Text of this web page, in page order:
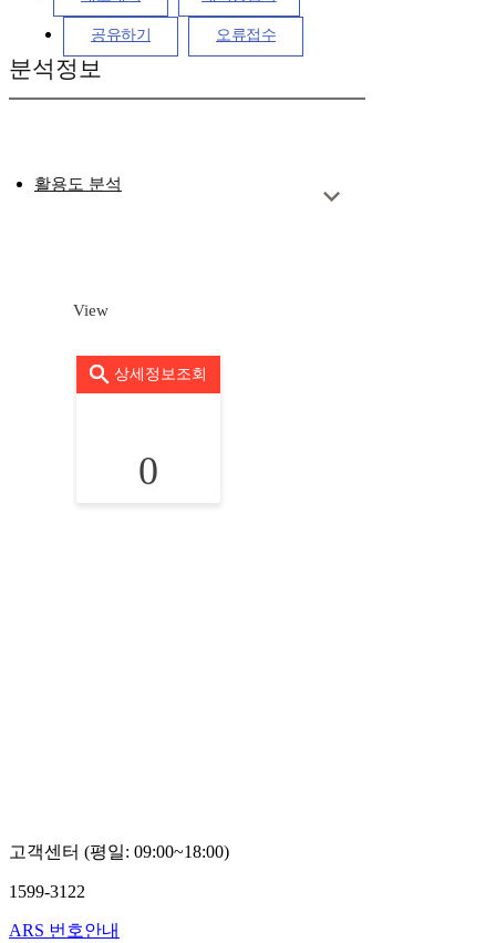
공유하기 오류접수
분석정보
활용도 분석
View
상세정보조회
0
고객센터 (평일: 09:00~18:00)
1599-3122
ARS 번호안내